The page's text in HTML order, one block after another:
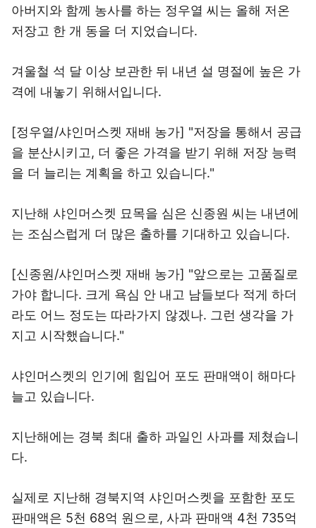
아버지와 함께 농사를 하는 정우열 씨는 올해 저온
저장고 한 개 동을 더 지었습니다.
겨울철 석 달 이상 보관한 뒤 내년 설 명절에 높은 가
격에 내놓기 위해서입니다.
[정우열/샤인머스켓 재배 농가] "저장을 통해서 공급
을 분산시키고, 더 좋은 가격을 받기 위해 저장 능력
을 더 늘리는 계획을 하고 있습니다."
지난해 샤인머스켓 묘목을 심은 신종원 씨는 내년에
는 조심스럽게 더 많은 출하를 기대하고 있습니다.
[신종원/샤인머스켓 재배 농가] "앞으로는 고품질로
가야 합니다. 크게 욕심 안 내고 남들보다 적게 하더
라도 어느 정도는 따라가지 않겠나. 그런 생각을 가
지고 시작했습니다."
샤인머스켓의 인기에 힘입어 포도 판매액이 해마다
늘고 있습니다.
지난해에는 경북 최대 출하 과일인 사과를 제쳤습니
다.
실제로 지난해 경북지역 샤인머스켓을 포함한 포도
판매액은 5천 68억 원으로, 사과 판매액 4천 735억